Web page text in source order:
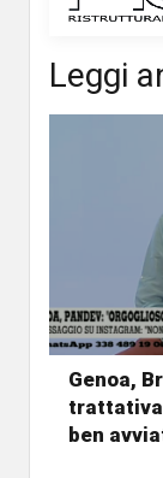
Leggi
Genoa,
trattativa
ben